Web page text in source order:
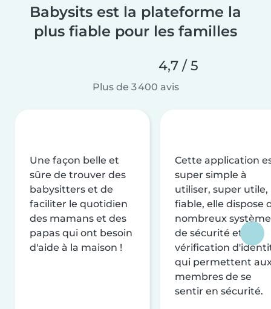
Babysits est la plateforme la
plus fiable pour les familles
4,7 / 5
Plus de 3 400 avis
Une façon belle et
sûre de trouver des
babysitters et de
faciliter le quotidien
des mamans et des
papas qui ont besoin
d'aide à la maison !
Cette application
super simple à
utiliser, super utile,
fiable, elle dispose
nombreux
de sécurité et de
vérification
qui permettent
membres de se
sentir en sécurité.